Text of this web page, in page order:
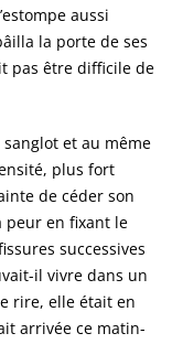
aussi
la porte de ses
pas être difficile de
et au même
plus fort
de céder son
peur en fixant le
successives
il vivre dans un
rire, elle était en
arrivée ce matin-